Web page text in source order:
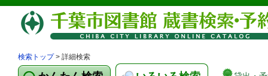
検索トップ> 詳細検索